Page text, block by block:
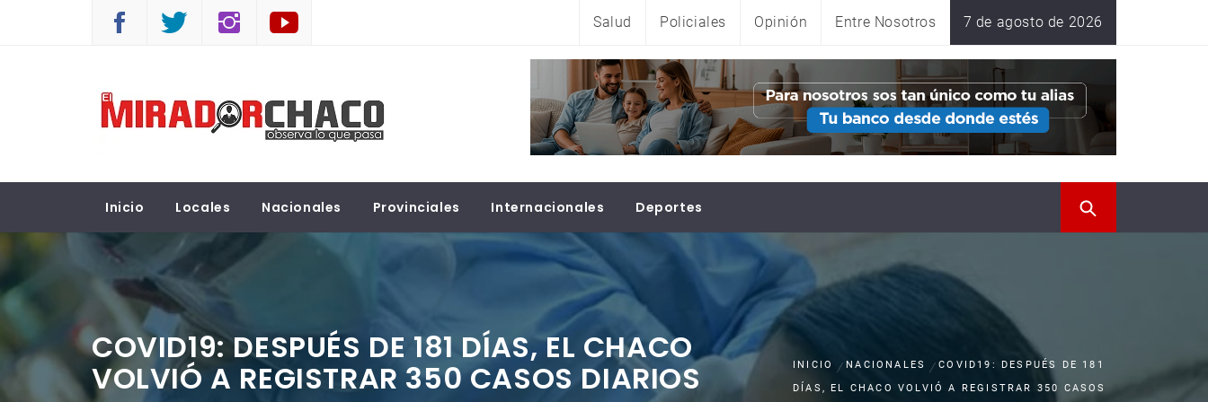
Salud Policiales Opinión Entre Nosotros 7 de agosto de 2026
EL MIRADOR CHACO
Inicio Locales Nacionales Provinciales Internacionales Deportes
COVID19: DESPUÉS DE 181 DÍAS, EL CHACO
VOLVIÓ A REGISTRAR 350 CASOS DIARIOS INICIO NACIONALES
COVID19: DESPUÉS DE 181
DÍAS, EL CHACO VOLVIÓ A REGISTRAR 350 CASOS